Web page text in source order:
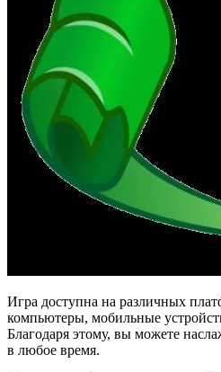
Игра доступна на различных
компьютеры, мобильные
Благодаря этому, вы можете
в любое время.